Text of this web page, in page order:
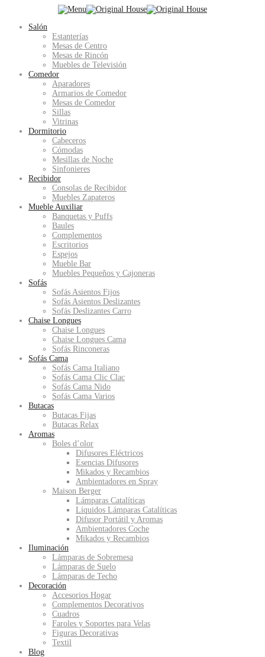
Salón
Estanterías
Mesas de Centro
Mesas de Rincón
Muebles de Televisión
Comedor
Aparadores
Armarios de Comedor
Mesas de Comedor
Sillas
Vitrinas
Dormitorio
Cabeceros
Cómodas
Mesillas de Noche
Sinfonieres
Recibidor
Consolas de Recibidor
Muebles Zapateros
Mueble Auxiliar
Banquetas y Puffs
Baules
Complementos
Escritorios
Espejos
Mueble Bar
Muebles Pequeños y Cajoneras
Sofás
Sofás Asientos Fijos
Sofás Asientos Deslizantes
Sofás Deslizantes Carro
Chaise Longues
Chaise Longues
Chaise Longues Cama
Sofás Rinconeras
Sofás Cama
Sofás Cama Italiano
Sofás Cama Clic Clac
Sofás Cama Nido
Sofás Cama Varios
Butacas
Butacas Fijas
Butacas Relax
Aromas
Boles d’olor
Difusores Eléctricos
Esencias Difusores
Mikados y Recambios
Ambientadores en Spray
Maison Berger
Lámparas Catalíticas
Líquidos Lámparas Catalíticas
Difusor Portátil y Aromas
Ambientadores Coche
Mikados y Recambios
Iluminación
Lámparas de Sobremesa
Lámparas de Suelo
Lámparas de Techo
Decoración
Accesorios Hogar
Complementos Decorativos
Cuadros
Faroles y Soportes para Velas
Figuras Decorativas
Textil
Blog